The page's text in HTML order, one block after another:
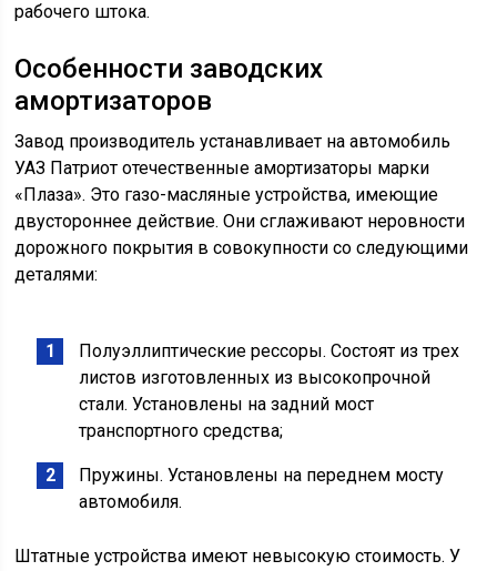
рабочего штока.
Особенности заводских
амортизаторов
Завод производитель устанавливает на автомобиль
УАЗ Патриот отечественные амортизаторы марки
«Плаза». Это газо-масляные устройства, имеющие
двустороннее действие. Они сглаживают неровности
дорожного покрытия в совокупности со следующими
деталями:
Полуэллиптические рессоры. Состоят из трех
листов изготовленных из высокопрочной
стали. Установлены на задний мост
транспортного средства;
Пружины. Установлены на переднем мосту
автомобиля.
Штатные устройства имеют невысокую стоимость. У